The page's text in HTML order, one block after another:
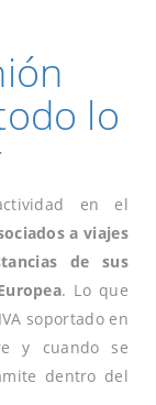
lo
en el
a viajes
de sus
. Lo que
soportado en
y cuando se
dentro del